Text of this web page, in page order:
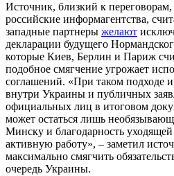
Источник, близкий к
российские информагентства,
западные партнеры желают
декларации будущего
которые Киев, Берлин и Париж
подобное смягчение угрожает
соглашений. «При таком подходе
внутри Украины и публичных
официальных лиц в итоговом
может остаться лишь
Минску и благодарность
активную работу», – заметил
максимально смягчить
очередь Украины.